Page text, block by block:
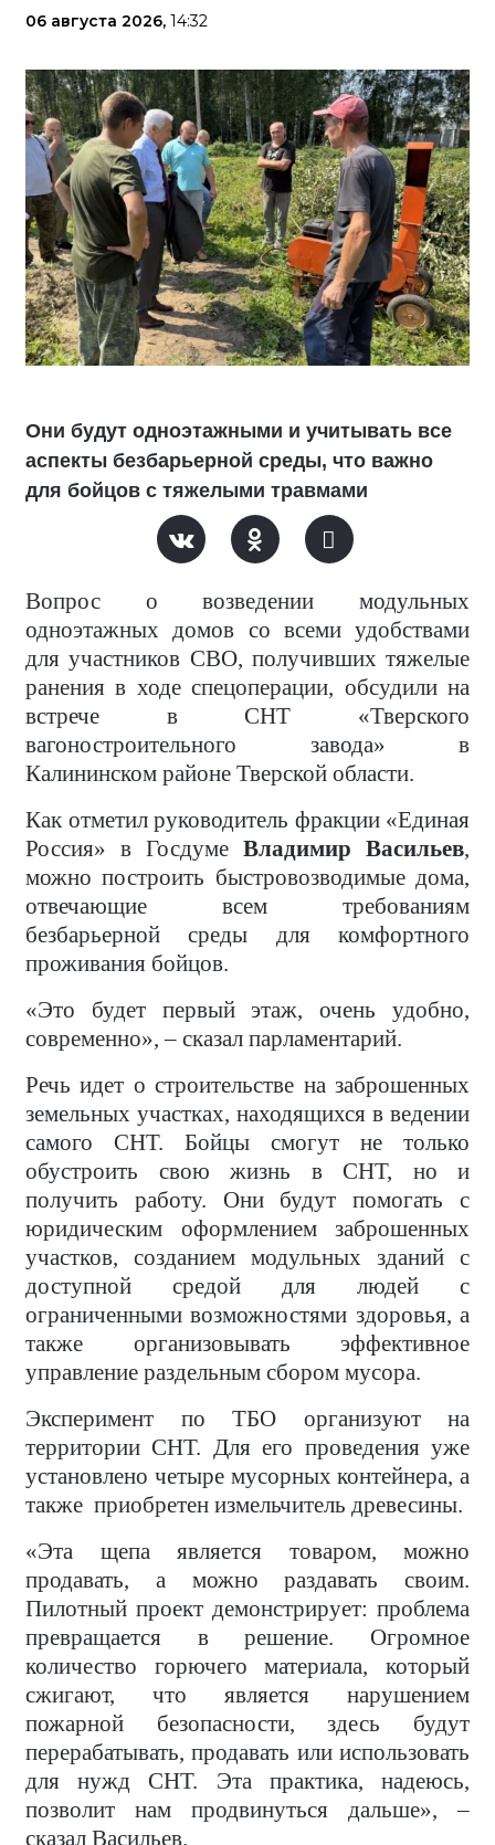
06 августа 2026, 14:32
Они будут одноэтажными и учитывать все
аспекты безбарьерной среды, что важно
для бойцов с тяжелыми травмами
Вопрос о возведении модульных
одноэтажных домов со всеми удобствами
для участников СВО, получивших тяжелые
ранения в ходе спецоперации, обсудили на
встрече в СНТ «Тверского
вагоностроительного завода» в
Калининском районе Тверской области.
Как отметил руководитель фракции «Единая
Россия» в Госдуме Владимир Васильев,
можно построить быстровозводимые дома,
отвечающие всем требованиям
безбарьерной среды для комфортного
проживания бойцов.
«Это будет первый этаж, очень удобно,
современно», – сказал парламентарий.
Речь идет о строительстве на заброшенных
земельных участках, находящихся в ведении
самого СНТ. Бойцы смогут не только
обустроить свою жизнь в СНТ, но и
получить работу. Они будут помогать с
юридическим оформлением заброшенных
участков, созданием модульных зданий с
доступной средой для людей с
ограниченными возможностями здоровья, а
также организовывать эффективное
управление раздельным сбором мусора.
Эксперимент по ТБО организуют на
территории СНТ. Для его проведения уже
установлено четыре мусорных контейнера, а
также приобретен измельчитель древесины.
«Эта щепа является товаром, можно
продавать, а можно раздавать своим.
Пилотный проект демонстрирует: проблема
превращается в решение. Огромное
количество горючего материала, который
сжигают, что является нарушением
пожарной безопасности, здесь будут
перерабатывать, продавать или использовать
для нужд СНТ. Эта практика, надеюсь,
позволит нам продвинуться дальше», –
сказал Васильев.